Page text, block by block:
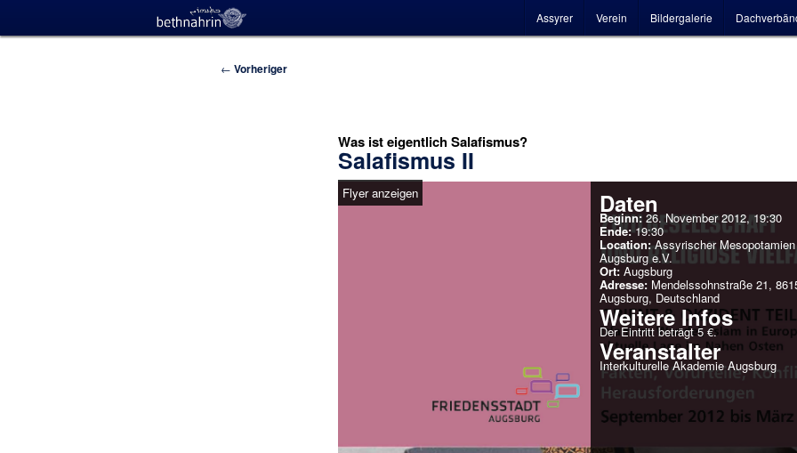
Hauptmenü
Assyrer Verein Bildergalerie
Beitragsnavigation
← Vorheriger
Was ist eigentlich Salafismus?
Salafismus II
Daten
Beginn: 26. November 2012, 19:30
Ende:19:30
Location: Assyrischer
Augsburg e.V.
Ort: Augsburg
Adresse: Mendelssohnstraße 21,
Augsburg, Deutschland
Weitere Infos
Der Eintritt beträgt 5 €.
Veranstalter
Interkulturelle Akademie Augsburg
Flyer anzeigen